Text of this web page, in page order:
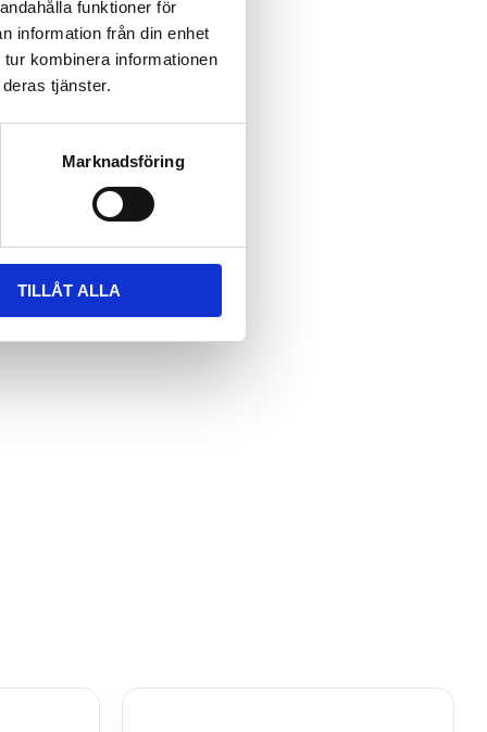
funktioner för
information från din enhet
kombinera informationen
tjänster.
Marknadsföring
TILLÅT ALLA